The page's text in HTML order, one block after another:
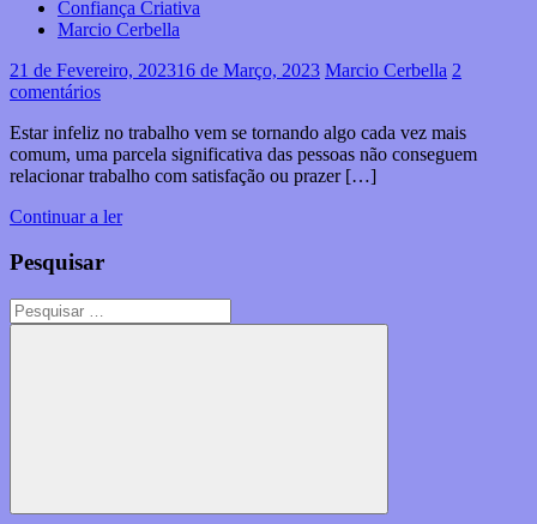
Confiança Criativa
Marcio Cerbella
21 de Fevereiro, 202316 de Março, 2023 Marcio Cerbella 2
comentários
Estar infeliz no trabalho vem se tornando algo cada vez mais
comum, uma parcela significativa das pessoas não conseguem
relacionar trabalho com satisfação ou prazer […]
Continuar a ler
Pesquisar
Pesquisar
por:
Pesquisar